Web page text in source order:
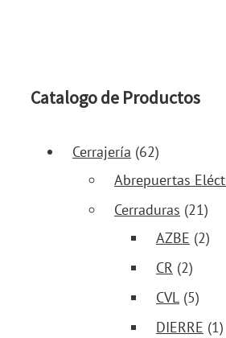
Catalogo de Productos
Cerrajería (62)
Abrepuertas
Cerraduras (21)
AZBE (2)
CR (2)
CVL (5)
DIERRE (1)